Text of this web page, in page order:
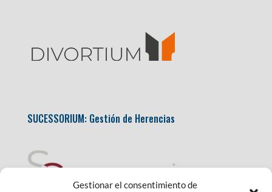
Gestionar el consentimiento de
SUCESSORIUM: Gestión de Herencias